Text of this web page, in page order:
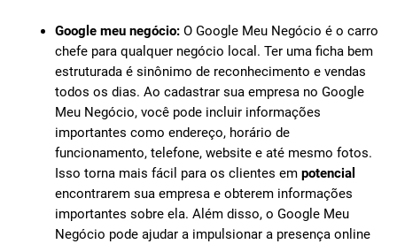
Google meu negócio:O Google Meu Negócio é o carro
chefe para qualquer negócio local. Ter uma ficha bem
estruturada é sinônimo de reconhecimento e vendas
todos os dias. Ao cadastrar sua empresa no Google
Meu Negócio, você pode incluir informações
importantes como endereço, horário de
funcionamento, telefone, website e até mesmo fotos.
Isso torna mais fácil para os clientes em potencial
encontrarem sua empresa e obterem informações
importantes sobre ela. Além disso, o Google Meu
Negócio pode ajudar a impulsionar a presença online